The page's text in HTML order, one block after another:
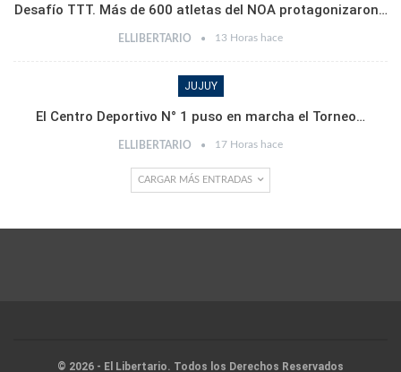
Desafío TTT. Más de 600 atletas del NOA protagonizaron…
ELLIBERTARIO 13 Horas hace
JUJUY
El Centro Deportivo N° 1 puso en marcha el Torneo…
ELLIBERTARIO 17 Horas hace
CARGAR MÁS ENTRADAS
© 2026 - El Libertario. Todos los Derechos Reservados